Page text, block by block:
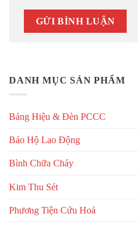
DANH MỤC SẢN PHẨM
Bảng Hiệu & Đèn PCCC
Bảo Hộ Lao Động
Bình Chữa Cháy
Kim Thu Sét
Phương Tiện Cứu Hoả